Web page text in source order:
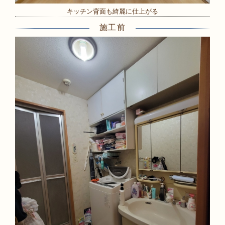
キッチン背面も綺麗に仕上がる
施工前